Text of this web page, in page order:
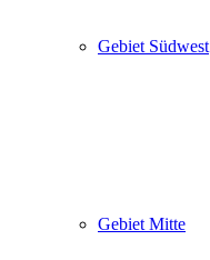
Gebiet Südwest
Gebiet Mitte